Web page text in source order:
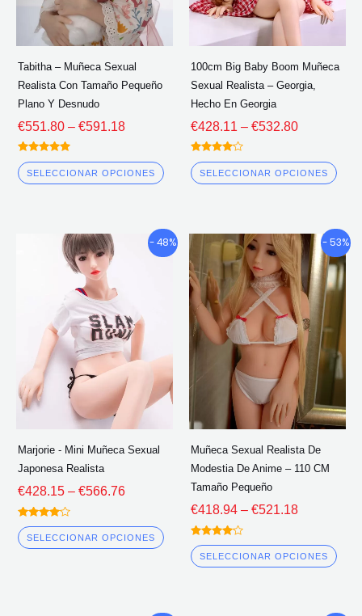
Tabitha – Muñeca Sexual
Realista Con Tamaño Pequeño
Plano Y Desnudo
€551.80 – €591.18
Calificado
5.00
fuera de 5
SELECCIONAR OPCIONES
página
producto
100cm Big Baby Boom Muñeca
Sexual Realista – Georgia,
Hecho En Georgia
€428.11 – €532.80
Calificado
4.00
fuera de 5
SELECCIONAR OPCIONES
se
- 48%
Marjorie - Mini Muñeca Sexual
Japonesa Realista
€428.15 – €566.76
Gama
través
de
€566.76
Calificado
4.00
fuera de 5
SELECCIONAR OPCIONES
Este
producto
tiene
múltiples
variantes.
Las
opciones
se
pueden
página
producto
- 53%
Muñeca Sexual Realista De
Modestia De Anime – 110 CM
Tamaño Pequeño
€418.94 – €521.18
Gama
de
precios:
€418.94
a
través
de
€521.18
Calificado
4.00
fuera de 5
SELECCIONAR OPCIONES
Este
Las